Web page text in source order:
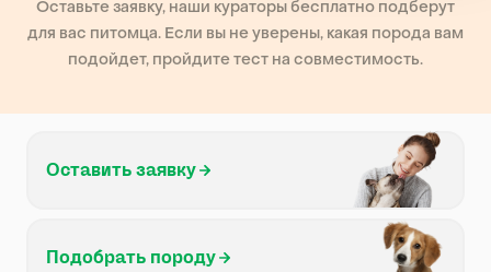
Оставьте заявку, наши кураторы бесплатно подберут
для вас питомца. Если вы не уверены, какая порода вам
подойдет, пройдите тест на совместимость.
Оставить заявку
Подобрать породу